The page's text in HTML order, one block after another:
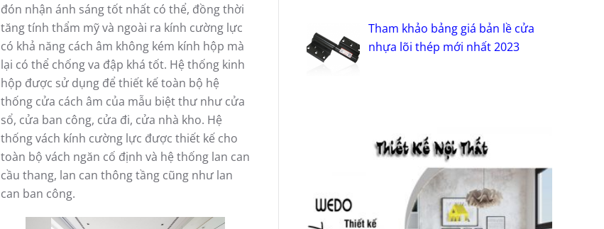
đón nhận ánh sáng tốt nhất có thể, đồng thời
tăng tính thẩm mỹ và ngoài ra kính cường lực
có khả năng cách âm không kém kính hộp mà
lại có thể chống va đập khá tốt. Hệ thống kinh
hộp được sử dụng để thiết kế toàn bộ hệ
thống cửa cách âm của mẫu biệt thư như cửa
sổ, cửa ban công, cửa đi, cửa nhà kho. Hệ
thống vách kính cường lực được thiết kế cho
toàn bộ vách ngăn cố định và hệ thống lan can
cầu thang, lan can thông tầng cũng như lan
can ban công.
Tham khảo bảng giá bản lề cửa
nhựa lõi thép mới nhất 2023